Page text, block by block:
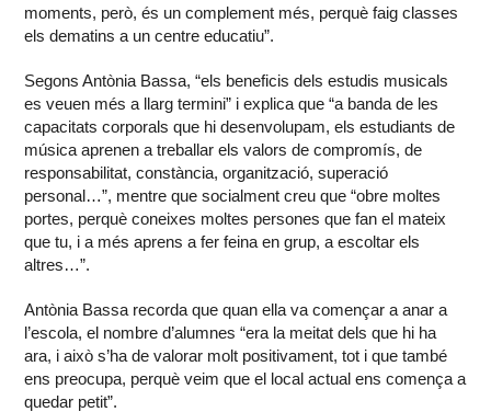
moments, però, és un complement més, perquè faig classes
els dematins a un centre educatiu”.
Segons Antònia Bassa, “els beneficis dels estudis musicals
es veuen més a llarg termini” i explica que “a banda de les
capacitats corporals que hi desenvolupam, els estudiants de
música aprenen a treballar els valors de compromís, de
responsabilitat, constància, organització, superació
personal…”, mentre que socialment creu que “obre moltes
portes, perquè coneixes moltes persones que fan el mateix
que tu, i a més aprens a fer feina en grup, a escoltar els
altres…”.
Antònia Bassa recorda que quan ella va començar a anar a
l’escola, el nombre d’alumnes “era la meitat dels que hi ha
ara, i això s’ha de valorar molt positivament, tot i que també
ens preocupa, perquè veim que el local actual ens comença a
quedar petit”.